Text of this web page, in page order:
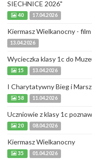
SIECHNICE 2026"
40 17.04.2026
Kiermasz Wielkanocny - film
13.04.2026
Wycieczka klasy 1c do
15 13.04.2026
I Charytatywny Bieg i
58 11.04.2026
Uczniowie z klasy 1c
20 08.04.2026
Kiermasz Wielkanocny
35 01.04.2026